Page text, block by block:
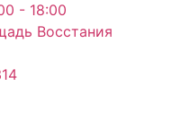
- 18:00
Восстания